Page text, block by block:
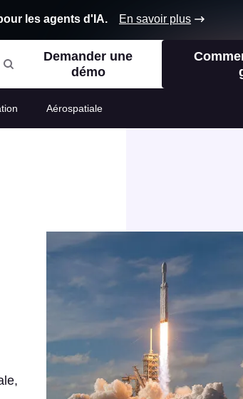
Demander une
démo
les agents d'IA. En savoir plus
Aérospatiale